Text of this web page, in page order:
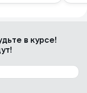
в курсе!